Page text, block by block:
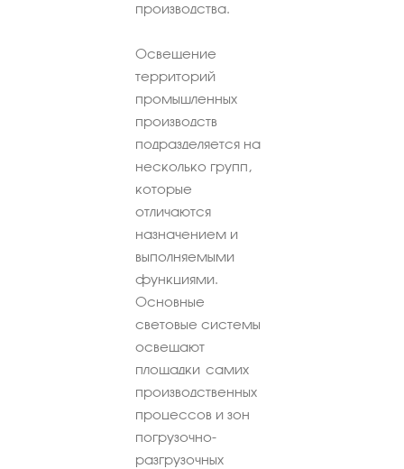
производства.
Освещение
территорий
промышленных
производств
подразделяется на
несколько групп,
которые
отличаются
назначением и
выполняемыми
функциями.
Основные
световые системы
освещают
площадки самих
производственных
процессов и зон
погрузочно-
разгрузочных